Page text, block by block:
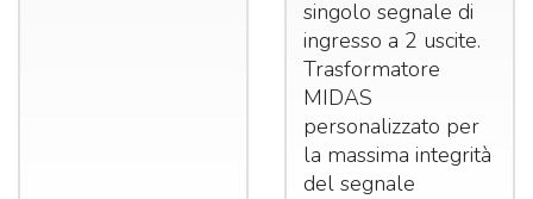
singolo segnale di
ingresso a 2 uscite.
Trasformatore
MIDAS
personalizzato per
la massima integrità
del segnale